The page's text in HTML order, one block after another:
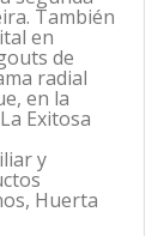
También
en
de
radial
en la
Exitosa
y
Huerta